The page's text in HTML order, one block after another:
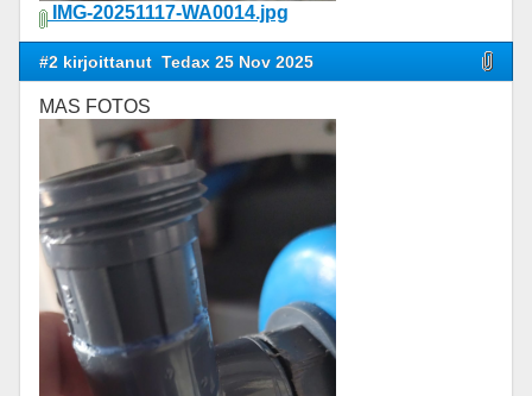
IMG-20251117-WA0014.jpg
#2 kirjoittanut Tedax 25 Nov 2025
MAS FOTOS